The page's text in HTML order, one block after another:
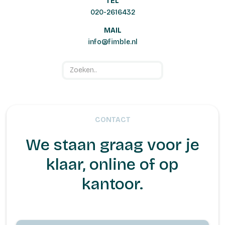
020-2616432
MAIL
info@fimble.nl
CONTACT
We staan graag voor je
klaar, online of op
kantoor.